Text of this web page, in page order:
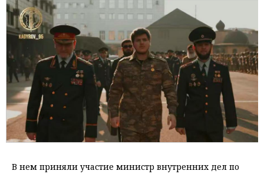
В нем приняли участие министр внутренних дел по